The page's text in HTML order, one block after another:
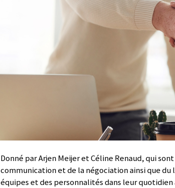
Donné par Arjen Meijer et Céline Renaud, qui
communication et de la négociation ainsi que
équipes et des personnalités dans leur